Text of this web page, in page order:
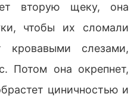
вторую щеку, она
чтобы их сломали
слезами,
Потом она окрепнет,
циничностью и